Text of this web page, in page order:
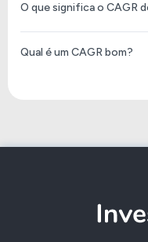
O que significa o CAGR
Qual é um CAGR bom?